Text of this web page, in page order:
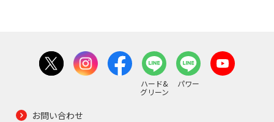
ハード&
グリーン
パワー
お問い合わせ